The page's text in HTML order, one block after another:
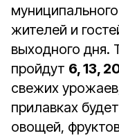
жителей и
выходного дня.
пройдут 6, 13,
свежих
прилавках
овощей,